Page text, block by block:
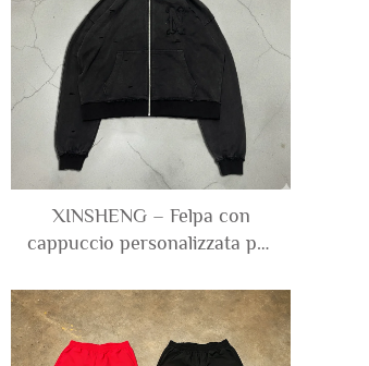
XINSHENG – Felpa con
cappuccio personalizzata per
terrycloth francese pesante,
con cappuccio, effetto stone
wash acido, taglio boxy e